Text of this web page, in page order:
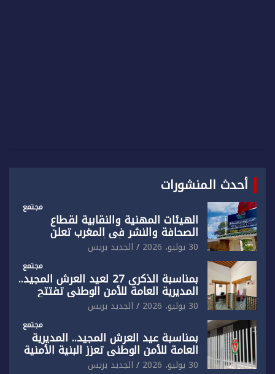
أحدث المنشورات
مجتمع
الهيئات المهنية والنقابية لقطاع
الصحافة والنشر في المغرب تعلن
رفضها القاطع لـ”أي أجندة انتخابية
مُعدة على مقاس سياسي ومصلحي
ضيق”
30 يوليو، 2026 الجديد بريس
مجتمع
بمناسبة الذكرى 27 لعيد العرش المجيد..
المديرية العامة للأمن الوطني تفتتح
المقر الجديد لفرقة الشرطة السياحية
بفاس
30 يوليو، 2026 الجديد بريس
مجتمع
بمناسبة عيد العرش المجيد.. المديرية
العامة للأمن الوطني تعزز البنية الأمنية
بالناظور بإحداث فرقتين جديدتين
30 يوليو، 2026 الجديد بريس